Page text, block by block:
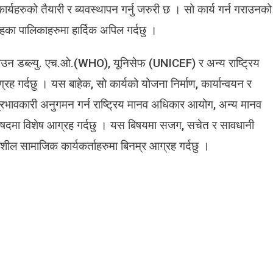
तैयारी र ब्यवस्थापन गर्नु जरुरी छ । सो कार्य गर्न गराउनको
पालिकाहरुमा हार्दिक अपिल गर्दछु ।
डब्ल्यु. एच.ओ.(WHO), यूनिसेफ (UNICEF) र अन्य राष्ट्रिय
गर्दछु । यस बाहेक, सो कार्यको योजना निर्माण, कार्यान्वयन र
अनुगमन गर्न राष्ट्रिय मानव अधिकार आयोग, अन्य मानव
विशेष आग्रह गर्दछु । यस बिषयमा सजग, सचेत र सावधानी
सामाजिक कार्यकर्ताहरुमा बिनम्र आग्रह गर्दछु ।